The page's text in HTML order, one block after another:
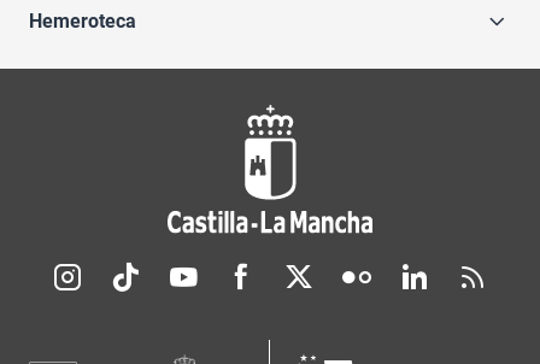
Hemeroteca
Redes sociales JCCM